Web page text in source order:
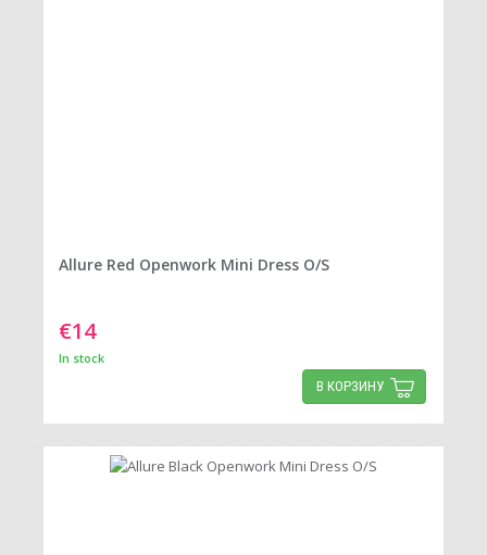
Allure Red Openwork Mini Dress O/S
€14
In stock
В КОРЗИНУ